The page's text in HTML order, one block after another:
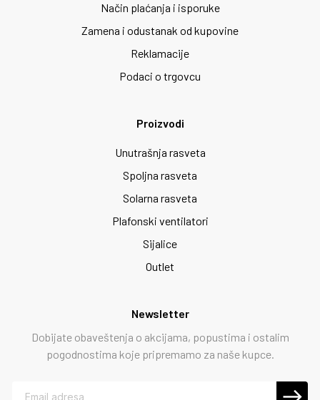
Način plaćanja i isporuke
Zamena i odustanak od kupovine
Reklamacije
Podaci o trgovcu
Proizvodi
Unutrašnja rasveta
Spoljna rasveta
Solarna rasveta
Plafonski ventilatori
Sijalice
Outlet
Newsletter
Dobijate obaveštenja o akcijama, popustima i ostalim
pogodnostima koje pripremamo za naše kupce.